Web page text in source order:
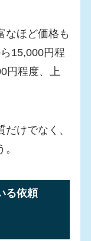
なほど価格も
15,000円程
円程度、上
けでなく、
る依頼